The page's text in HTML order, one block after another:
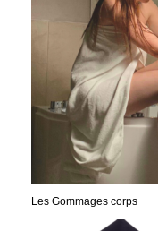
Les Gommages corps